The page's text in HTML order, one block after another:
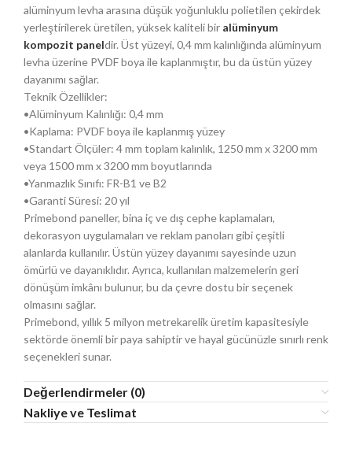
alüminyum levha arasına düşük yoğunluklu polietilen çekirdek
yerleştirilerek üretilen, yüksek kaliteli bir alüminyum
kompozit paneldir. Üst yüzeyi, 0,4 mm kalınlığında alüminyum
levha üzerine PVDF boya ile kaplanmıştır, bu da üstün yüzey
dayanımı sağlar.
Teknik Özellikler:
•Alüminyum Kalınlığı: 0,4 mm
•Kaplama: PVDF boya ile kaplanmış yüzey
•Standart Ölçüler: 4 mm toplam kalınlık, 1250 mm x 3200 mm
veya 1500 mm x 3200 mm boyutlarında
•Yanmazlık Sınıfı: FR-B1 ve B2
•Garanti Süresi: 20 yıl
Primebond paneller, bina iç ve dış cephe kaplamaları,
dekorasyon uygulamaları ve reklam panoları gibi çeşitli
alanlarda kullanılır. Üstün yüzey dayanımı sayesinde uzun
ömürlü ve dayanıklıdır. Ayrıca, kullanılan malzemelerin geri
dönüşüm imkânı bulunur, bu da çevre dostu bir seçenek
olmasını sağlar.
Primebond, yıllık 5 milyon metrekarelik üretim kapasitesiyle
sektörde önemli bir paya sahiptir ve hayal gücünüzle sınırlı renk
seçenekleri sunar.
Değerlendirmeler (0)
Nakliye ve Teslimat